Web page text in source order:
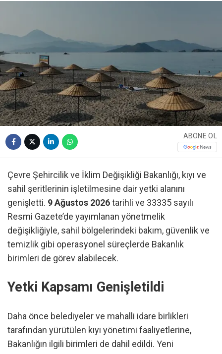
ABONE OL
Çevre Şehircilik ve İklim Değişikliği Bakanlığı, kıyı ve
sahil şeritlerinin işletilmesine dair yetki alanını
genişletti. 9 Ağustos 2026tarihli ve 33335 sayılı
Resmi Gazete’de yayımlanan yönetmelik
değişikliğiyle, sahil bölgelerindeki bakım, güvenlik ve
temizlik gibi operasyonel süreçlerde Bakanlık
birimleri de görev alabilecek.
Yetki Kapsamı Genişletildi
Daha önce belediyeler ve mahalli idare birlikleri
tarafından yürütülen kıyı yönetimi faaliyetlerine,
Bakanlığın ilgili birimleri de dahil edildi. Yeni